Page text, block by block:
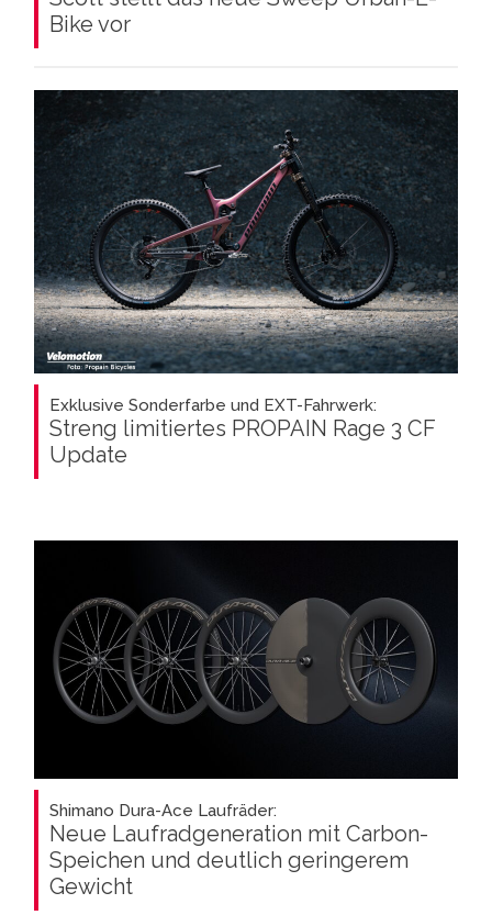
Bike vor
Exklusive Sonderfarbe und EXT-Fahrwerk:
Streng limitiertes PROPAIN Rage 3 CF
Update
Shimano Dura-Ace Laufräder:
Neue Laufradgeneration mit Carbon-
Speichen und deutlich geringerem
Gewicht